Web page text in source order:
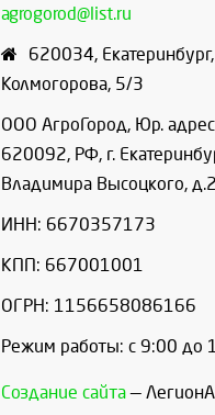
agrogorod@list.ru
620034, Екатеринбург,
Колмогорова, 5/3
ООО АгроГород, Юр.
620092, РФ, г.
Владимира Высоцкого,
ИНН: 6670357173
КПП: 667001001
ОГРН: 1156658086166
Режим работы: с 9:00 до
Создание сайта— ЛегионА